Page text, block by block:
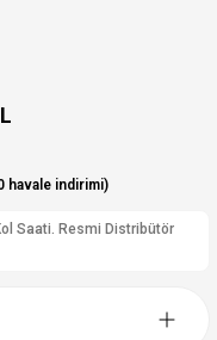
havale indirimi)
Saati. Resmi Distribütör